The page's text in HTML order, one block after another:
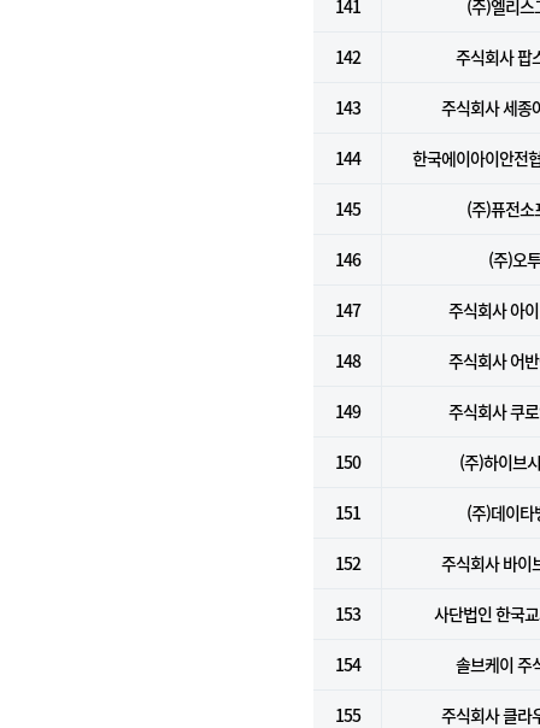
141 (주)엘리스
142 주식회사 팝
143 주식회사 세종
144 한국에이아이안전
145 (주)퓨전소
146 (주)오투
147 주식회사 아
148 주식회사 어
149 주식회사 쿠
150 (주)하이브
151 (주)데이타
152 주식회사 바이
153 사단법인 한국
154 솔브케이 주
155 주식회사 클라